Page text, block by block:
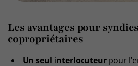
Les avantages pour
copropriétaires
Un seul interlocuteurpour